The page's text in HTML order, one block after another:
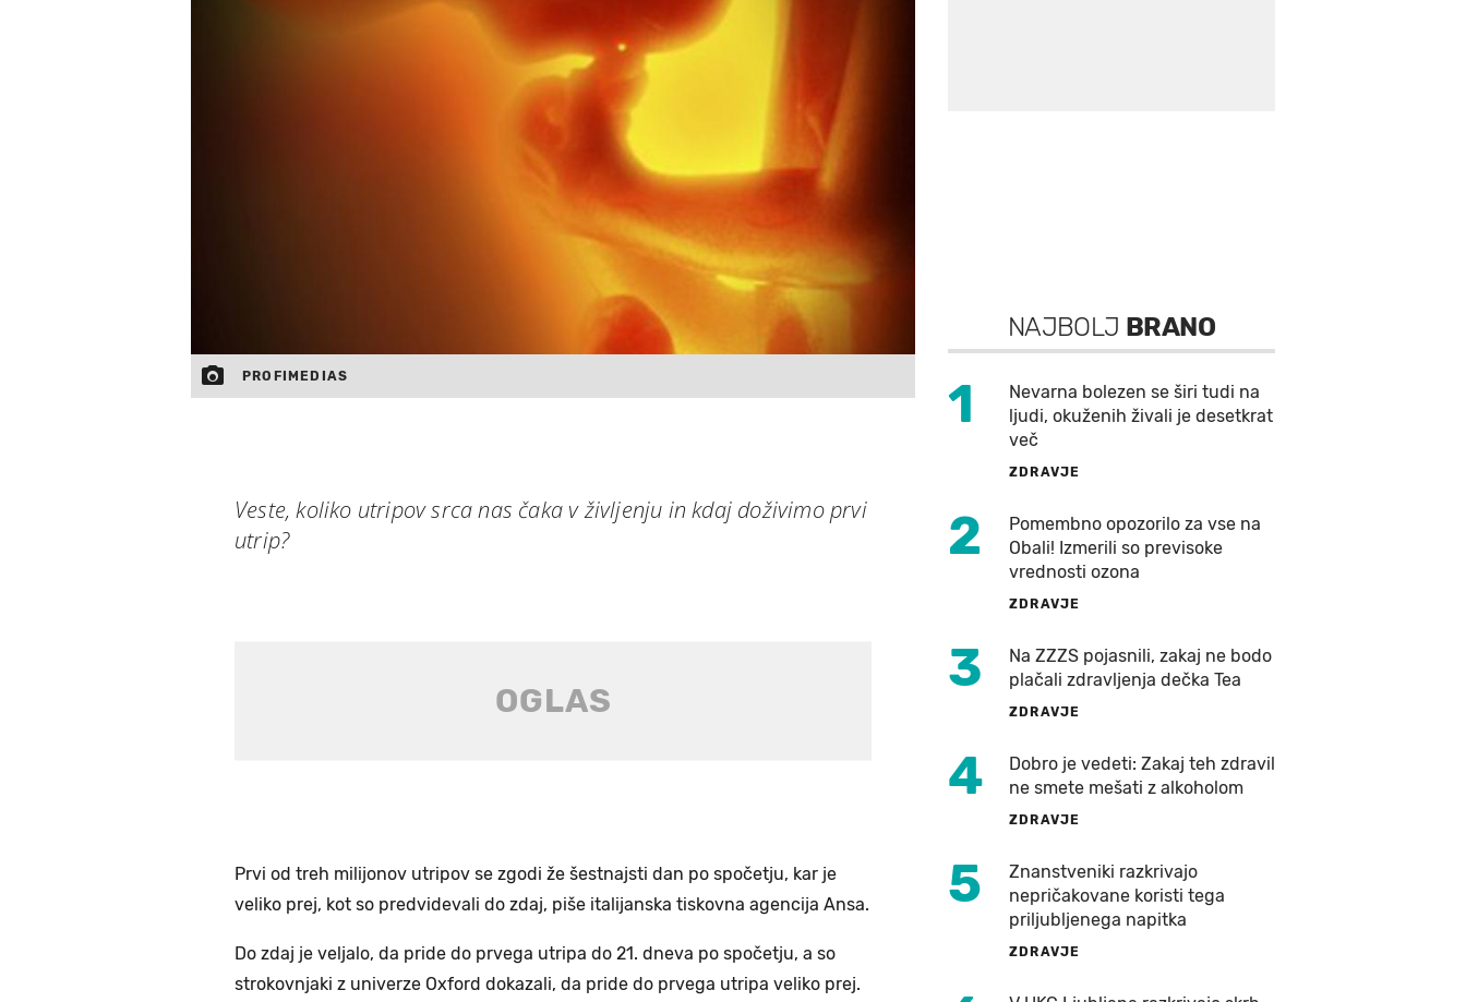
PROFIMEDIAS
Veste, koliko utripov srca nas čaka v življenju in kdaj doživimo prvi
utrip?
Prvi od treh milijonov utripov se zgodi že šestnajsti dan po spočetju, kar je
veliko prej, kot so predvidevali do zdaj, piše italijanska tiskovna agencija Ansa.
Do zdaj je veljalo, da pride do prvega utripa do 21. dneva po spočetju, a so
strokovnjaki z univerze Oxford dokazali, da pride do prvega utripa veliko prej.
NAJBOLJ BRANO
1
Nevarna bolezen se širi tudi na
ljudi, okuženih živali je desetkrat
več
ZDRAVJE
2
Pomembno opozorilo za vse na
Obali! Izmerili so previsoke
vrednosti ozona
ZDRAVJE
3
Na ZZZS pojasnili, zakaj ne bodo
plačali zdravljenja dečka Tea
ZDRAVJE
4
Dobro je vedeti: Zakaj teh zdravil
ne smete mešati z alkoholom
ZDRAVJE
5
Znanstveniki razkrivajo
nepričakovane koristi tega
priljubljenega napitka
ZDRAVJE